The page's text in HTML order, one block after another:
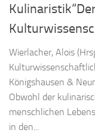
Wierlacher, Alois
Königshausen &
Obwohl der
menschlichen
in den...